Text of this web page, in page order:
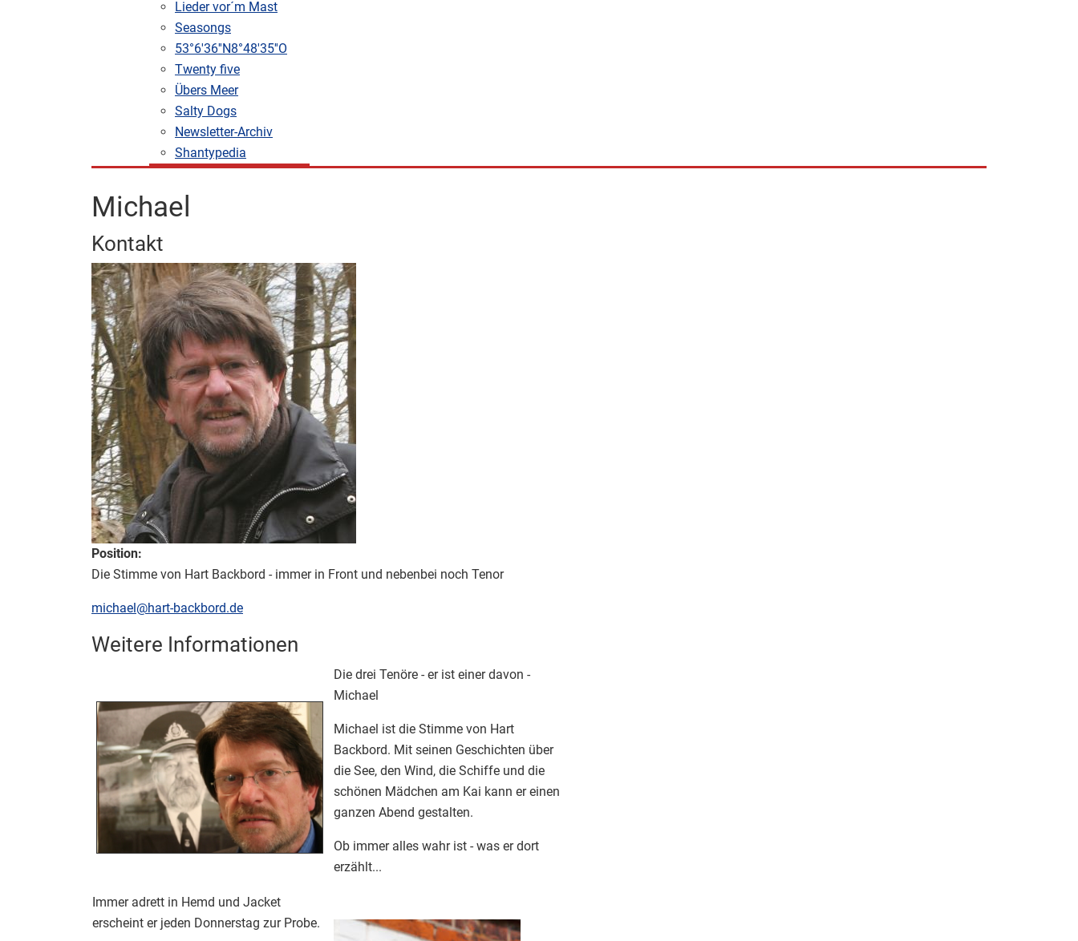
Lieder vor´m Mast
Seasongs
53°6'36''N8°48'35''O
Twenty five
Übers Meer
Salty Dogs
Newsletter-Archiv
Shantypedia
Michael
Kontakt
Position:
Die Stimme von Hart Backbord - immer in Front und nebenbei noch Tenor
E-Mail:
michael@hart-backbord.de
Weitere Informationen
Die drei Tenöre - er ist einer davon -
Michael
Michael ist die Stimme von Hart
Backbord. Mit seinen Geschichten über
die See, den Wind, die Schiffe und die
schönen Mädchen am Kai kann er einen
ganzen Abend gestalten.
Ob immer alles wahr ist - was er dort
erzählt...
Immer adrett in Hemd und Jacket
erscheint er jeden Donnerstag zur Probe.